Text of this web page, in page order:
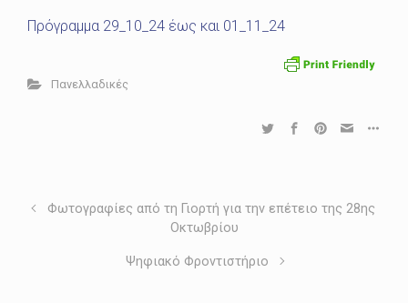
Πρόγραμμα 29_10_24 έως και 01_11_24
Πανελλαδικές
Φωτογραφίες από τη Γιορτή για την επέτειο της 28ης
Οκτωβρίου
Ψηφιακό Φροντιστήριο